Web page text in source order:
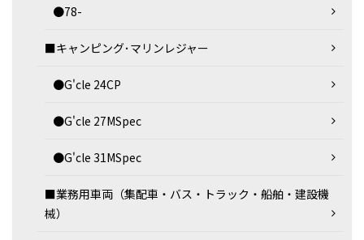
●78-
■キャンピング･マリンレジャー
●G'cle 24CP
●G'cle 27MSpec
●G'cle 31MSpec
■業務用車両（集配車・バス・トラック・船舶・建設機
械）